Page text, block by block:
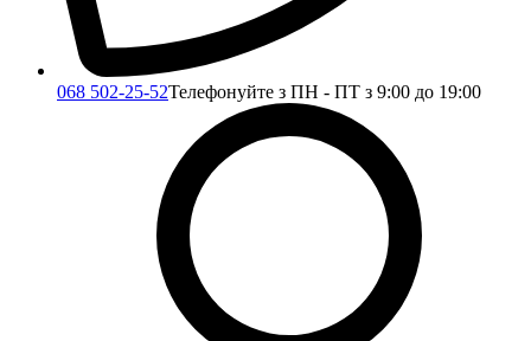
068 502-25-52Телефонуйте з ПН - ПТ з 9:00 до 19:00